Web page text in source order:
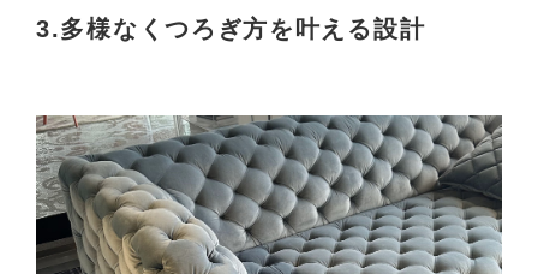
3.多様なくつろぎ方を叶える設計